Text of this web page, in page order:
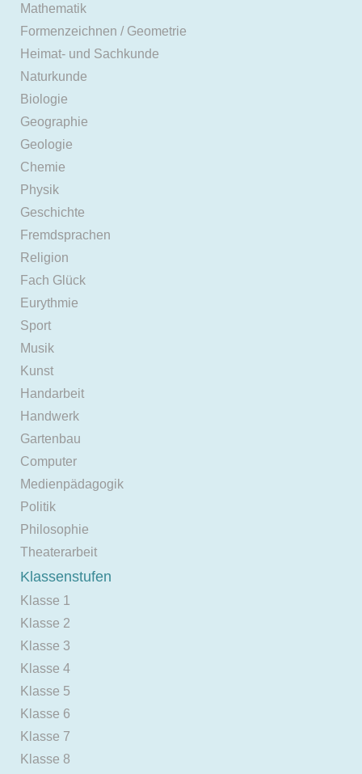
Mathematik
Formenzeichnen / Geometrie
Heimat- und Sachkunde
Naturkunde
Biologie
Geographie
Geologie
Chemie
Physik
Geschichte
Fremdsprachen
Religion
Fach Glück
Eurythmie
Sport
Musik
Kunst
Handarbeit
Handwerk
Gartenbau
Computer
Medienpädagogik
Politik
Philosophie
Theaterarbeit
Klassenstufen
Klasse 1
Klasse 2
Klasse 3
Klasse 4
Klasse 5
Klasse 6
Klasse 7
Klasse 8